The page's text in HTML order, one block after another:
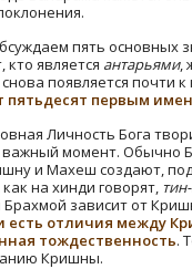
пять основных
кто является антарьями,
появляется почти
пятьдесят первым
Личность Бога
момент. Обычно
и Махеш создают,
на хинди говорят,
Брахмой зависит от
отличия между
тождественность.
Кришны.